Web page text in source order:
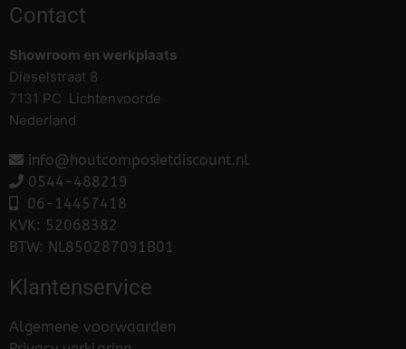
Contact
Showroom en werkplaats
Dieselstraat 8
7131 PC Lichtenvoorde
Nederland
info@houtcomposietdiscount.nl
0544-488219
06- 14457418
KVK: 52068382
BTW: NL850287091B01
Klantenservice
Algemene voorwaarden